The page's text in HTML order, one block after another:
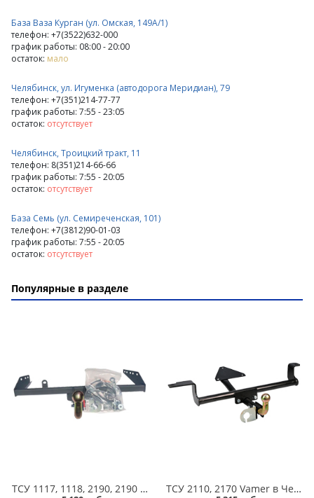
База Ваза Курган (ул. Омская, 149А/1)
телефон: +7(3522)632-000
график работы: 08:00 - 20:00
остаток: мало
Челябинск, ул. Игуменка (автодорога Меридиан), 79
телефон: +7(351)214-77-77
график работы: 7:55 - 23:05
остаток: отсутствует
Челябинск, Троицкий тракт, 11
телефон: 8(351)214-66-66
график работы: 7:55 - 20:05
остаток: отсутствует
База Семь (ул. Семиреченская, 101)
телефон: +7(3812)90-01-03
график работы: 7:55 - 20:05
остаток: отсутствует
Популярные в разделе
ТСУ 1117, 1118, 2190, 2190 FL, 2194 FL, Datsun on-DO Vamer в Челябинске ТСУ 2110, 2170 Vamer в Челябинске